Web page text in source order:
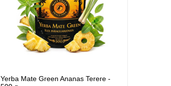
Yerba Mate Green Ananas Terere -